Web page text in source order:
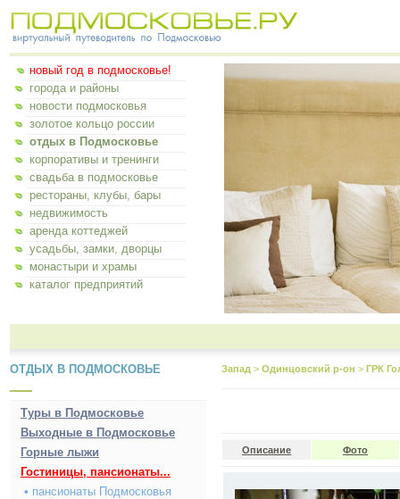
новый год в подмосковье!
города и районы
новости подмосковья
золотое кольцо россии
отдых в Подмосковье
корпоративы и тренинги
свадьба в подмосковье
рестораны, клубы, бары
недвижимость
аренда коттеджей
усадьбы, замки, дворцы
монастыри и храмы
каталог предприятий
ОТДЫХ В ПОДМОСКОВЬЕ
Туры в Подмосковье
Выходные в Подмосковье
Горные лыжи
Гостиницы, пансионаты...
• пансионаты Подмосковья
Запад > Одинцовский р-он > ГРК
Описание Фото